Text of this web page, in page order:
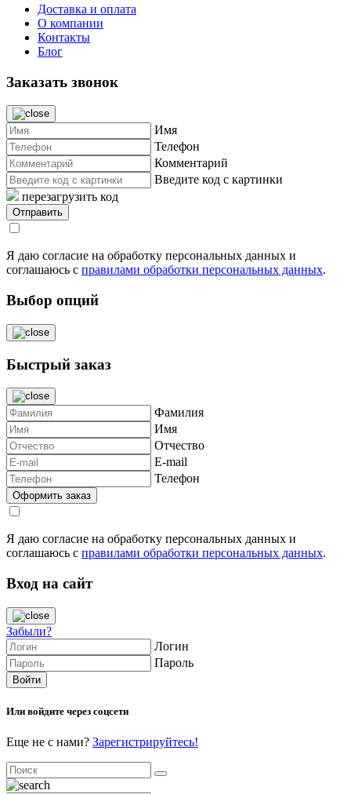
Доставка и оплата
О компании
Контакты
Блог
Заказать звонок
Имя
Телефон
Комментарий
Введите код с картинки
перезагрузить код
Я даю согласие на обработку персональных данных и
соглашаюсь с правилами обработки персональных данных.
Выбор опций
Быстрый заказ
Фамилия
Имя
Отчество
E-mail
Телефон
Я даю согласие на обработку персональных данных и
соглашаюсь с правилами обработки персональных данных.
Вход на сайт
Забыли?
Логин
Пароль
Или войдите через соцсети
Еще не с нами? Зарегистрируйтесь!